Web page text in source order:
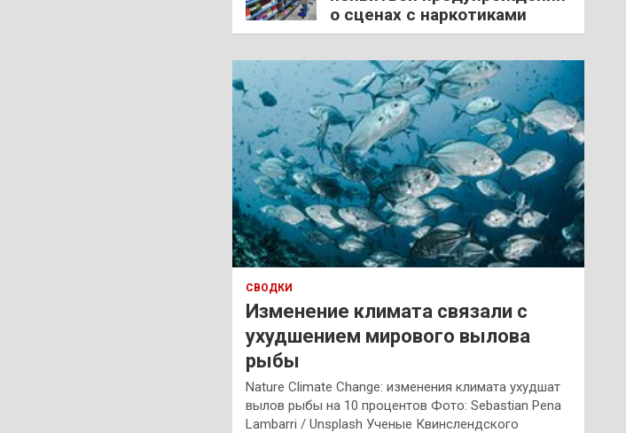
о сценах с наркотиками
СВОДКИ
Изменение климата связали с
ухудшением мирового вылова
рыбы
Nature Climate Change: изменения климата ухудшат
вылов рыбы на 10 процентов Фото: Sebastian Pena
Lambarri / Unsplash Ученые Квинслендского